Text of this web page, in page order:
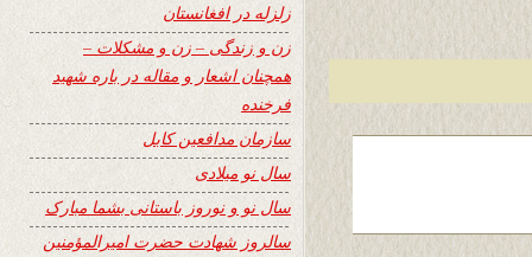
زلزله در افغانستان
زن و زندگی – زن و مشکلات –
همچنان اشعار و مقاله در باره شهید
فرخنده
سازمان مدافعین کابل
سال نو میلادی
سال نو و نوروز باستانی بشما مبارک
سالروز شهادت حضرت امیرالمؤمنین